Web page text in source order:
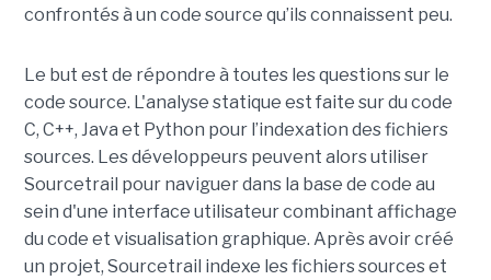
confrontés à un code source qu’ils connaissent peu.
Le but est de répondre à toutes les questions sur le
code source. L'analyse statique est faite sur du code
C, C++, Java et Python pour l’indexation des fichiers
sources. Les développeurs peuvent alors utiliser
Sourcetrail pour naviguer dans la base de code au
sein d'une interface utilisateur combinant affichage
du code et visualisation graphique. Après avoir créé
un projet, Sourcetrail indexe les fichiers sources et